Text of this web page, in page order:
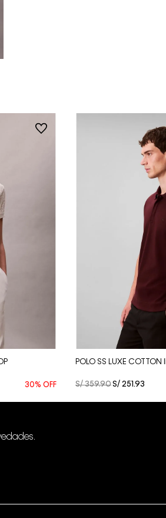
30% OFF
Vista
POLO SS LUXE COTTON
S/ 359.90S/ 251 .93